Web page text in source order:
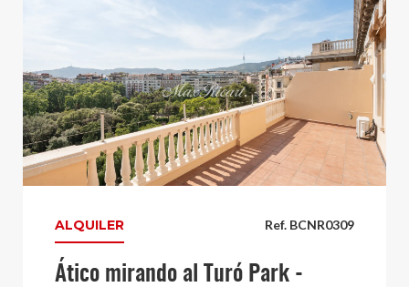
Ref. BCNR0309
ALQUILER
Ático mirando al Turó Park -